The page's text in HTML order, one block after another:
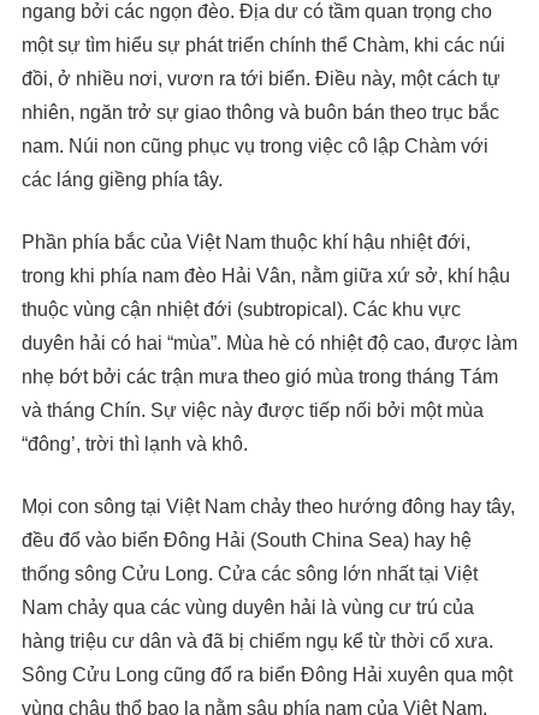
ngang bởi các ngọn đèo. Địa dư có tầm quan trọng cho
một sự tìm hiểu sự phát triển chính thể Chàm, khi các núi
đồi, ở nhiều nơi, vươn ra tới biển. Điều này, một cách tự
nhiên, ngăn trở sự giao thông và buôn bán theo trục bắc
nam. Núi non cũng phục vụ trong việc cô lập Chàm với
các láng giềng phía tây.
Phần phía bắc của Việt Nam thuộc khí hậu nhiệt đới,
trong khi phía nam đèo Hải Vân, nằm giữa xứ sở, khí hậu
thuộc vùng cận nhiệt đới (subtropical). Các khu vực
duyên hải có hai “mùa”. Mùa hè có nhiệt độ cao, được làm
nhẹ bớt bởi các trận mưa theo gió mùa trong tháng Tám
và tháng Chín. Sự việc này được tiếp nối bởi một mùa
“đông’, trời thì lạnh và khô.
Mọi con sông tại Việt Nam chảy theo hướng đông hay tây,
đều đổ vào biển Đông Hải (South China Sea) hay hệ
thống sông Cửu Long. Cửa các sông lớn nhất tại Việt
Nam chảy qua các vùng duyên hải là vùng cư trú của
hàng triệu cư dân và đã bị chiếm ngụ kể từ thời cổ xưa.
Sông Cửu Long cũng đổ ra biển Đông Hải xuyên qua một
vùng châu thổ bao la nằm sâu phía nam của Việt Nam.